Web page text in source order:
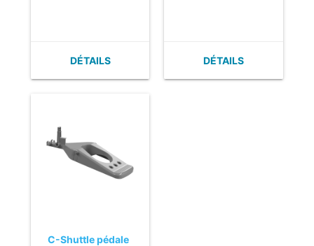
DÉTAILS DÉTAILS
C-Shuttle pédale